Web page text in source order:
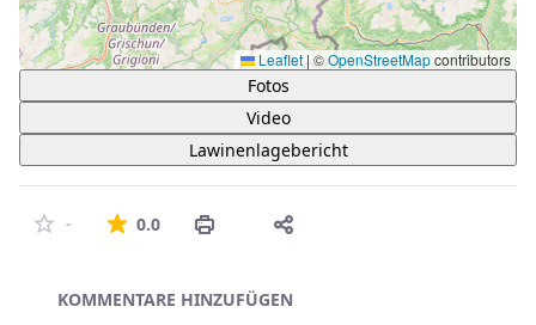
Leaflet | ©OpenStreetMapcontributors
Fotos
Video
Lawinenlagebericht
- 0.0Die durchschnittliche Bewertung ist 0 von 5
Asset-Herausgeber
KOMMENTARE HINZUFÜGEN